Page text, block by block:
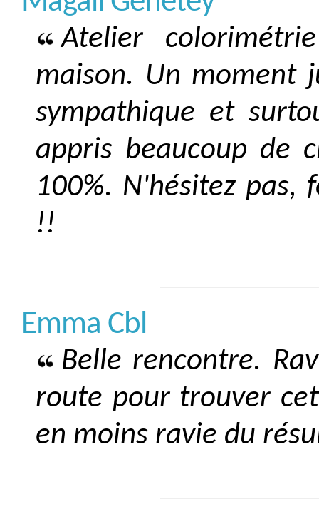
Atelier
maison. Un moment
sympathique et
appris beaucoup de
100%. N'hésitez pas,
!!
Emma Cbl
Belle rencontre.
route pour trouver
en moins ravie du